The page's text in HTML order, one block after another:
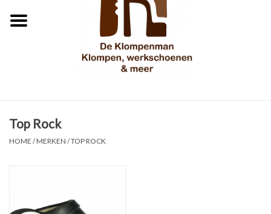
Werkschoenen
Schoenen
Top Rock
HOME /MERKEN /TOP ROCK